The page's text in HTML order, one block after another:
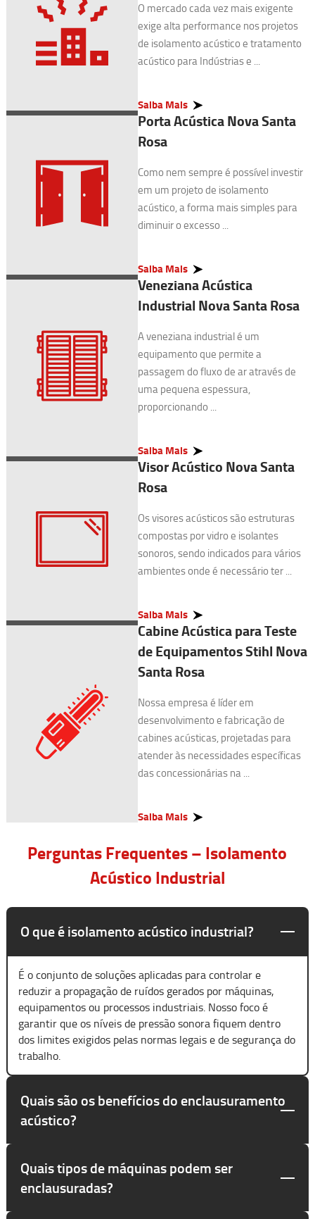
O mercado cada vez mais exigente
exige alta performance nos projetos
de isolamento acústico e tratamento
acústico para Indústrias e ...
Saiba Mais
Porta Acústica Nova Santa
Rosa
Como nem sempre é possível investir
em um projeto de isolamento
acústico, a forma mais simples para
diminuir o excesso ...
Saiba Mais
Veneziana Acústica
Industrial Nova Santa Rosa
A veneziana industrial é um
equipamento que permite a
passagem do fluxo de ar através de
uma pequena espessura,
proporcionando ...
Saiba Mais
Visor Acústico Nova Santa
Rosa
Os visores acústicos são estruturas
compostas por vidro e isolantes
sonoros, sendo indicados para vários
ambientes onde é necessário ter ...
Saiba Mais
Cabine Acústica para Teste
de Equipamentos Stihl Nova
Santa Rosa
Nossa empresa é líder em
desenvolvimento e fabricação de
cabines acústicas, projetadas para
atender às necessidades específicas
das concessionárias na ...
Saiba Mais
Perguntas Frequentes – Isolamento
Acústico Industrial
O que é isolamento acústico industrial?
É o conjunto de soluções aplicadas para controlar e
reduzir a propagação de ruídos gerados por máquinas,
equipamentos ou processos industriais. Nosso foco é
garantir que os níveis de pressão sonora fiquem dentro
dos limites exigidos pelas normas legais e de segurança do
trabalho.
Quais são os benefícios do enclausuramento
acústico?
Quais tipos de máquinas podem ser
enclausuradas?